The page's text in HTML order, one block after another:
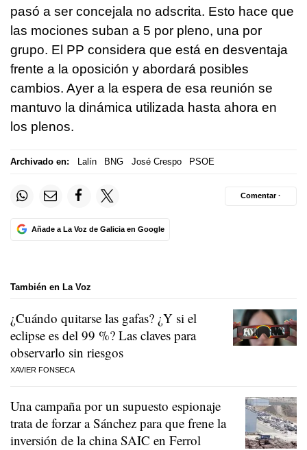
pasó a ser concejala no adscrita. Esto hace que
las mociones suban a 5 por pleno, una por
grupo. El PP considera que está en desventaja
frente a la oposición y abordará posibles
cambios. Ayer a la espera de esa reunión se
mantuvo la dinámica utilizada hasta ahora en
los plenos.
Archivado en: Lalín BNG José Crespo PSOE
Añade a La Voz de Galicia en Google
Comentar ·
También en La Voz
¿Cuándo quitarse las gafas? ¿Y si el
eclipse es del 99 %? Las claves para
observarlo sin riesgos
XAVIER FONSECA
Una campaña por un supuesto espionaje
trata de forzar a Sánchez para que frene la
inversión de la china SAIC en Ferrol